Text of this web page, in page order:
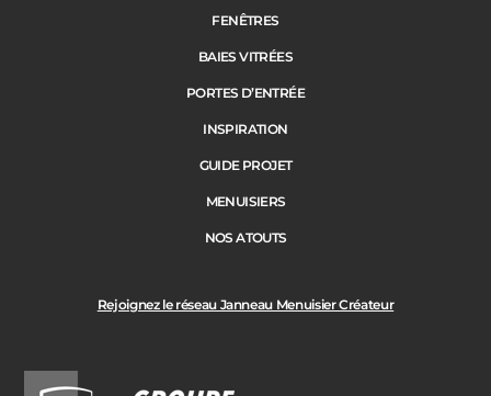
Rejoignez le réseau Janneau Menuisier Créateur
FENÊTRES
BAIES VITRÉES
PORTES D’ENTRÉE
INSPIRATION
GUIDE PROJET
MENUISIERS
NOS ATOUTS
Janneau Menuisier Créateur